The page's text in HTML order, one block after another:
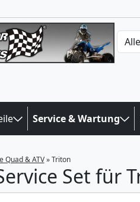
Service & Wartung
Quad & ATV»Triton
Set für